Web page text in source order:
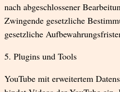
nach abgeschlossener
Zwingende gesetzliche
gesetzliche
5. Plugins und Tools
YouTube mit erweitertem